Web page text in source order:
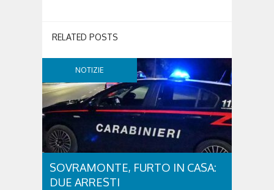
RELATED POSTS
NOTIZIE
SOVRAMONTE, FURTO IN CASA:
DUE ARRESTI